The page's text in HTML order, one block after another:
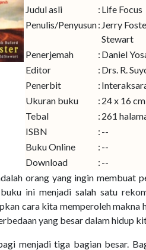
Judul asli
: Life Focus
Penulis/Penyusun: Jerry
Stewart
Penerjemah
: Daniel
Editor
: Drs. R.
Penerbit
:
Ukuran buku
: 24 x 16 cm
Tebal
: 261
ISBN
: --
Buku Online
: --
Download
: --
orang yang ingin membuat
ini menjadi salah satu
cara kita memperoleh makna
yang besar dalam hidup
menjadi tiga bagian besar.